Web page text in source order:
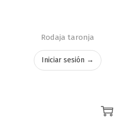
Rodaja taronja
Iniciar sesión →